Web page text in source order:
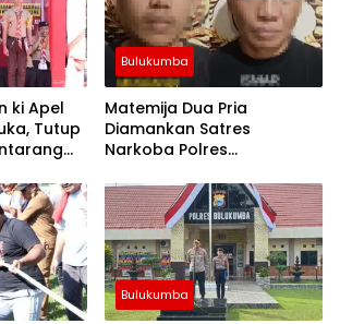
ki Apel
Tutup
Bulukumba
Matemija Dua Pria
Diamankan Satres
Narkoba Polres
Satu Sachet Diduga Sabu.
Bulukumba